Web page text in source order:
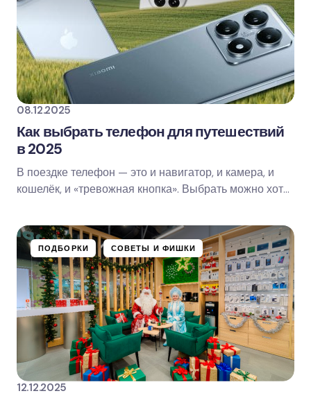
08.12.2025
Как выбрать телефон для путешествий
в 2025
В поездке телефон — это и навигатор, и камера, и
кошелёк, и «тревожная кнопка». Выбрать можно хоть
ПОДБОРКИ СОВЕТЫ И ФИШКИ
12.12.2025